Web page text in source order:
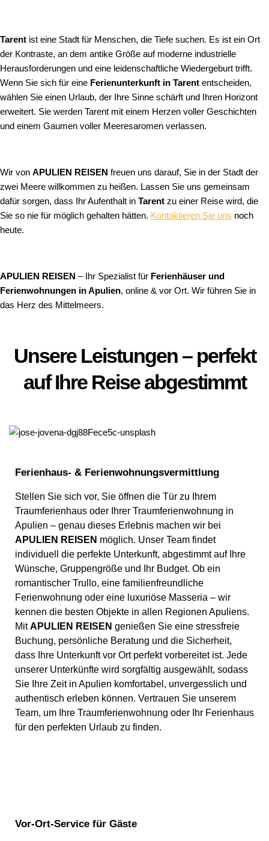
Tarent ist eine Stadt für Menschen, die Tiefe suchen. Es ist ein Ort
der Kontraste, an dem antike Größe auf moderne industrielle
Herausforderungen und eine leidenschaftliche Wiedergeburt trifft.
Wenn Sie sich für eine Ferienunterkunft in Tarent entscheiden,
wählen Sie einen Urlaub, der Ihre Sinne schärft und Ihren Horizont
erweitert. Sie werden Tarent mit einem Herzen voller Geschichten
und einem Gaumen voller Meeresaromen verlassen.
Wir von APULIEN REISEN freuen uns darauf, Sie in der Stadt der
zwei Meere willkommen zu heißen. Lassen Sie uns gemeinsam
dafür sorgen, dass Ihr Aufenthalt in Tarent zu einer Reise wird, die
Sie so nie für möglich gehalten hätten. Kontaktieren Sie uns noch
heute.
APULIEN REISEN – Ihr Spezialist für Ferienhäuser und
Ferienwohnungen in Apulien, online & vor Ort. Wir führen Sie in
das Herz des Mittelmeers.
Unsere Leistungen – perfekt
auf Ihre Reise abgestimmt
Ferienhaus- & Ferienwohnungsvermittlung
Stellen Sie sich vor, Sie öffnen die Tür zu Ihrem
Traumferienhaus oder Ihrer Traumferienwohnung in
Apulien – genau dieses Erlebnis machen wir bei
APULIEN REISEN möglich. Unser Team findet
individuell die perfekte Unterkunft, abgestimmt auf Ihre
Wünsche, Gruppengröße und Ihr Budget. Ob ein
romantischer Trullo, eine familienfreundliche
Ferienwohnung oder eine luxuriöse Masseria – wir
kennen die besten Objekte in allen Regionen Apuliens.
MitAPULIEN REISEN genießen Sie eine stressfreie
Buchung, persönliche Beratung und die Sicherheit,
dass Ihre Unterkunft vor Ort perfekt vorbereitet ist. Jede
unserer Unterkünfte wird sorgfältig ausgewählt, sodass
Sie Ihre Zeit in Apulien komfortabel, unvergesslich und
authentisch erleben können. Vertrauen Sie unserem
Team, um Ihre Traumferienwohnung oder Ihr Ferienhaus
für den perfekten Urlaub zu finden.
Vor-Ort-Service für Gäste